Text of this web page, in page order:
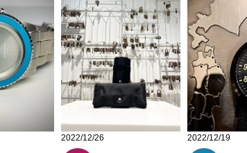
2022/12/26 2022/12/19